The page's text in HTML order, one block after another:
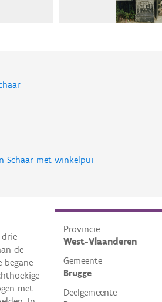
Schaar met winkelpui
Provincie
West-Vlaanderen
Gemeente
Brugge
Deelgemeente
drie
de
begane
met